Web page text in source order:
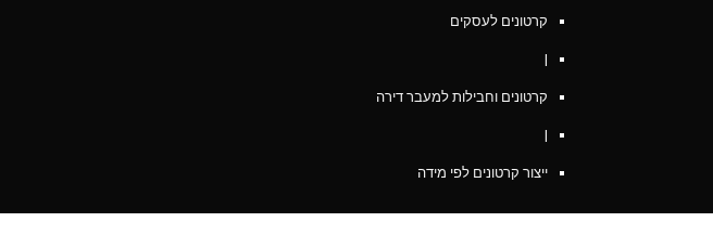
קרטונים לעסקים
|
קרטונים וחבילות למעבר דירה
|
ייצור קרטונים לפי מידה